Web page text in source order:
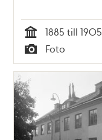
Tid
1885 till 1905
Typ
Foto